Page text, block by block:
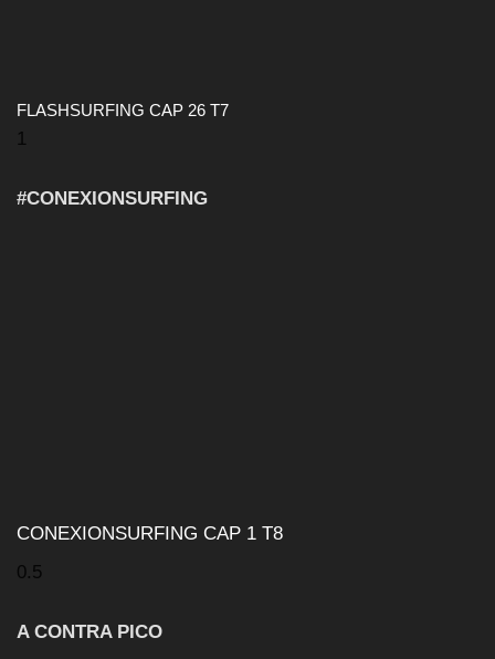
FLASHSURFING CAP 26 T7
#CONEXIONSURFING
CONEXIONSURFING CAP 1 T8
A CONTRA PICO